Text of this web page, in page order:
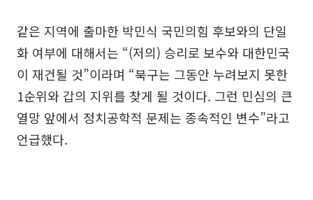
같은 지역에 출마한 박민식 국민의힘 후보와의 단일
화 여부에 대해서는 “(저의) 승리로 보수와 대한민국
이 재건될 것”이라며 “북구는 그동안 누려보지 못한
1순위와 갑의 지위를 찾게 될 것이다. 그런 민심의 큰
열망 앞에서 정치공학적 문제는 종속적인 변수”라고
언급했다.